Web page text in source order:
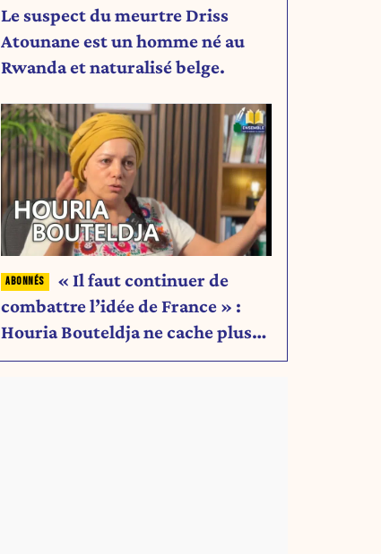
Le suspect du meurtre Driss
Atounane est un homme né au
Rwanda et naturalisé belge.
« Il faut continuer de
combattre l’idée de France » :
Houria Bouteldja ne cache plus
rien de son projet